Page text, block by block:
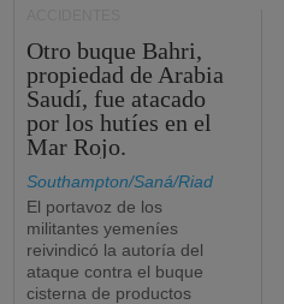
Otro buque Bahri,
propiedad de Arabia
Saudí, fue atacado
por los hutíes en el
Mar Rojo.
Southampton/Saná/Riad
El portavoz de los
militantes yemeníes
reivindicó la autoría del
ataque contra el buque
cisterna de productos